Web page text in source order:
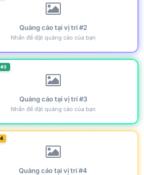
Quảng cáo tại vị trí #2
Nhấn để đặt quảng cáo của bạn
Quảng cáo tại vị trí #3
Nhấn để đặt quảng cáo của bạn
Quảng cáo tại vị trí #4